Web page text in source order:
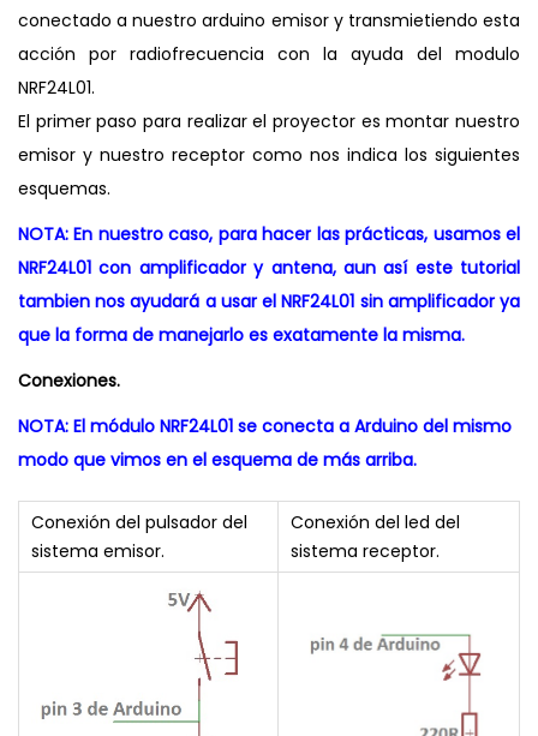
conectado a nuestro arduino emisor y transmietiendo esta
acción por radiofrecuencia con la ayuda del modulo
NRF24L01.
El primer paso para realizar el proyector es montar nuestro
emisor y nuestro receptor como nos indica los siguientes
esquemas.
NOTA: En nuestro caso, para hacer las prácticas, usamos el
NRF24L01 con amplificador y antena, aun así este tutorial
tambien nos ayudará a usar el NRF24L01 sin amplificador ya
que la forma de manejarlo es exatamente la misma.
Conexiones.
NOTA: El módulo NRF24L01 se conecta a Arduino del mismo
modo que vimos en el esquema de más arriba.
Conexión del pulsador del
sistema emisor.
Conexión del led del
sistema receptor.